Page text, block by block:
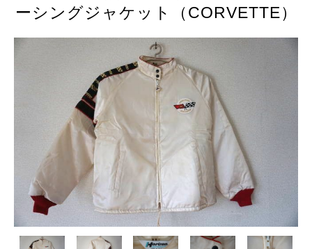
ーシングジャケット（CORVETTE）